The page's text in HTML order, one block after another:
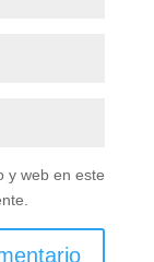
y web en este